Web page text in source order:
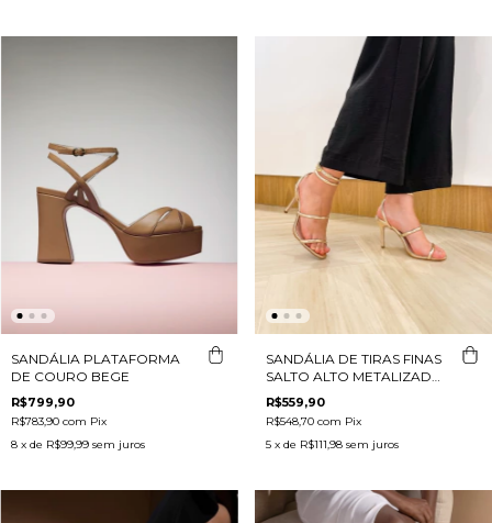
SANDÁLIA PLATAFORMA
DE COURO BEGE
R$799,90
R$783,90 com Pix
8 x de R$99,99 sem juros
SANDÁLIA DE TIRAS FINAS
SALTO ALTO METALIZADA
DOURADO
R$559,90
R$548,70 com Pix
5 x de R$111,98 sem juros